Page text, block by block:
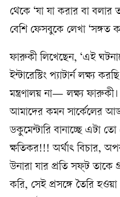
থেকে ‘যা যা করার বা
বেশি ফেসবুকে লেখা ‘সঙ্গত
ফারুকী লিখেছেন, ‘এই
ইন্টারেস্টিং প‍্যাটার্ন লক্ষ‍্য
মন্ত্রণালয় না— লক্ষ্য
আমাদের কমন সার্কেলের
ডকুমেন্টারি বানাচ্ছে এটা
ক্ষতিকর!!! অর্থাৎ বিচার,
উনারা যার প্রতি সফ্‌ট তাকে
করি, সেই প্রসঙ্গে তৈরি